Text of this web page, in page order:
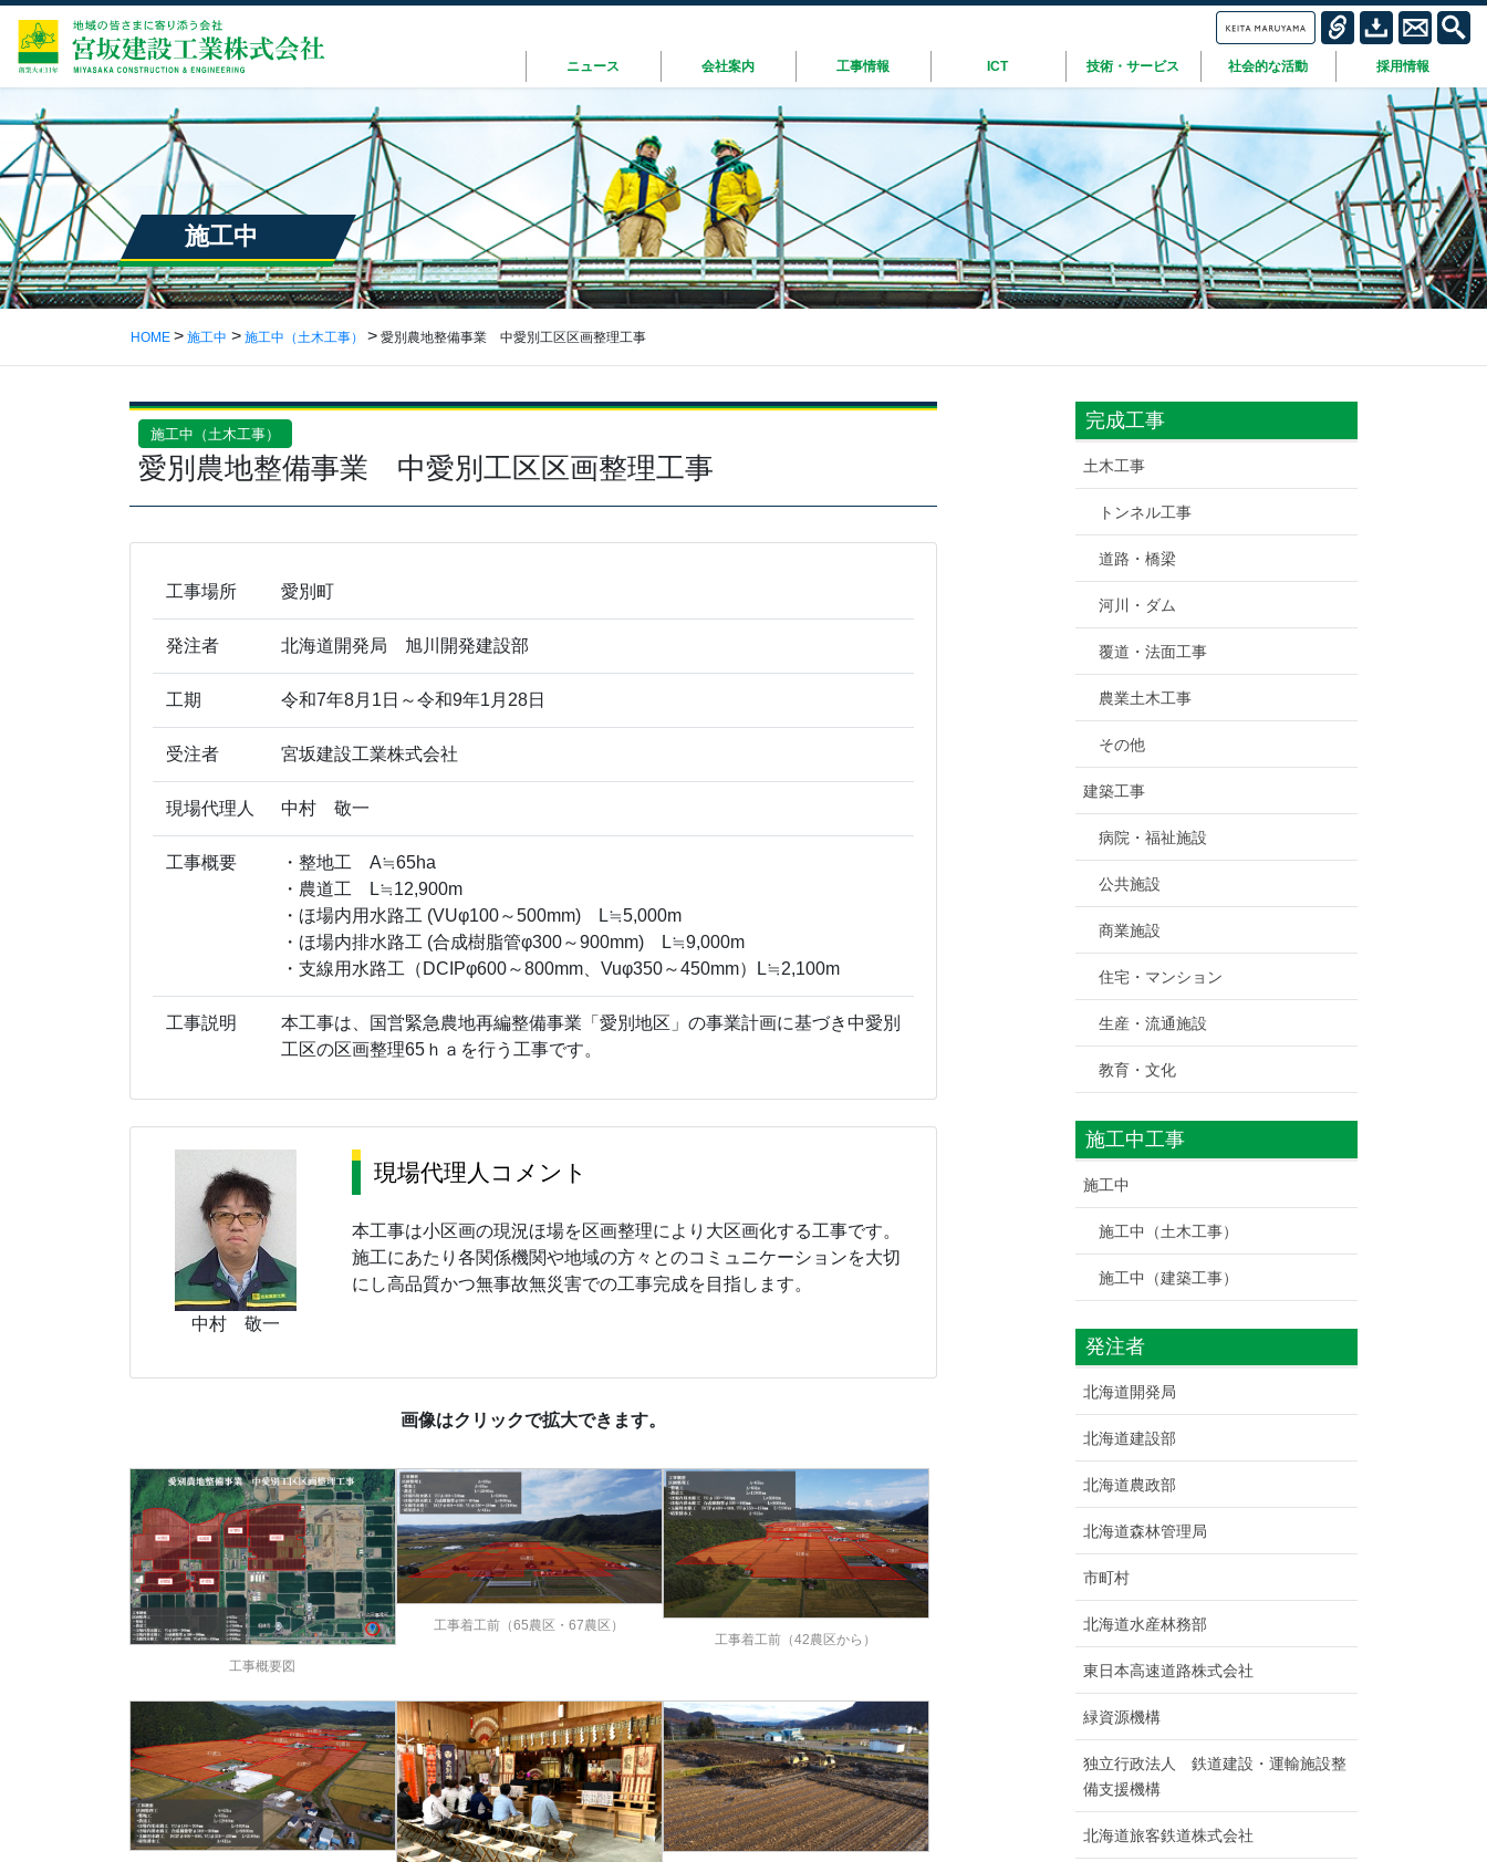
ニュース 会社案内 工事情報 ICT 技術・サービス 社会的な活動 採用情報
施工中
HOME 施工中 施工中（土木工事） 愛別農地整備事業 中愛別工区区画整理工事
施工中（土木工事）
愛別農地整備事業 中愛別工区区画整理工事
工事場所 愛別町
発注者 北海道開発局 旭川開発建設部
工期 令和7年8月1日～令和9年1月28日
受注者 宮坂建設工業株式会社
現場代理人 中村 敬一
工事概要
・整地工 A≒65ha
・農道工 L≒12,900m
・ほ場内用水路工 (VUφ100～500mm) L≒5,000m
・ほ場内排水路工 (合成樹脂管φ300～900mm) L≒9,000m
・支線用水路工（DCIPφ600～800mm、Vuφ350～450mm）L≒2,100m
工事説明
本工事は、国営緊急農地再編整備事業「愛別地区」の事業計画に基づき中愛別
工区の区画整理65ｈａを行う工事です。
中村 敬一
現場代理人コメント
本工事は小区画の現況ほ場を区画整理により大区画化する工事です。
施工にあたり各関係機関や地域の方々とのコミュニケーションを大切
にし高品質かつ無事故無災害での工事完成を目指します。
画像はクリックで拡大できます。
工事概要図
工事着工前（65農区・67農区）
工事着工前（42農区から）
完成工事
土木工事
トンネル工事
道路・橋梁
河川・ダム
覆道・法面工事
農業土木工事
その他
建築工事
病院・福祉施設
公共施設
商業施設
住宅・マンション
生産・流通施設
教育・文化
施工中工事
施工中
施工中（土木工事）
施工中（建築工事）
発注者
北海道開発局
北海道建設部
北海道農政部
北海道森林管理局
市町村
北海道水産林務部
東日本高速道路株式会社
緑資源機構
独立行政法人 鉄道建設・運輸施設整
備支援機構
北海道旅客鉄道株式会社